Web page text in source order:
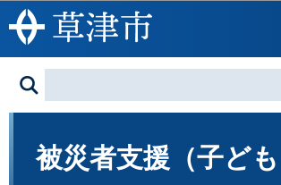
このページの本文へ移動
被災者支援（子ど